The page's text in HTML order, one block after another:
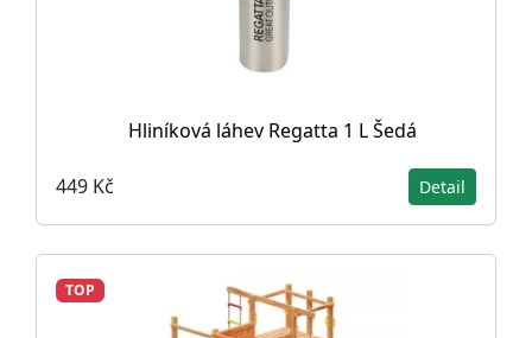
Hliníková láhev Regatta 1 L Šedá
449 Kč Detail
TOP